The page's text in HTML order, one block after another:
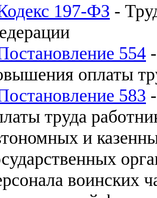
197-ФЗ -
554
оплаты
583
труда
и
воинских